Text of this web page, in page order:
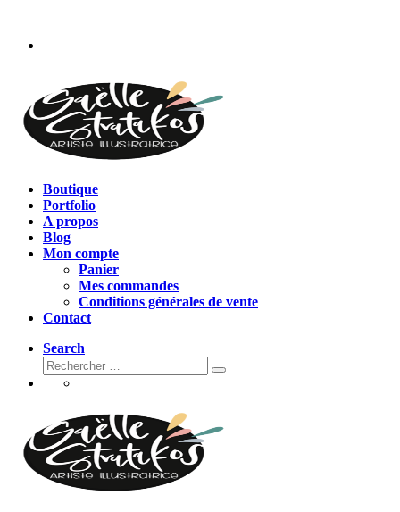
contenu
Boutique
Portfolio
A propos
Blog
Mon compte
Panier
Mes commandes
Conditions générales de vente
Contact
Search
Rechercher
Rechercher